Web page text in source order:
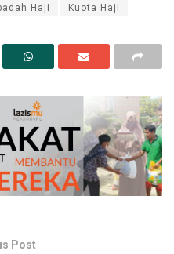
Haji Kuota Haji
Post